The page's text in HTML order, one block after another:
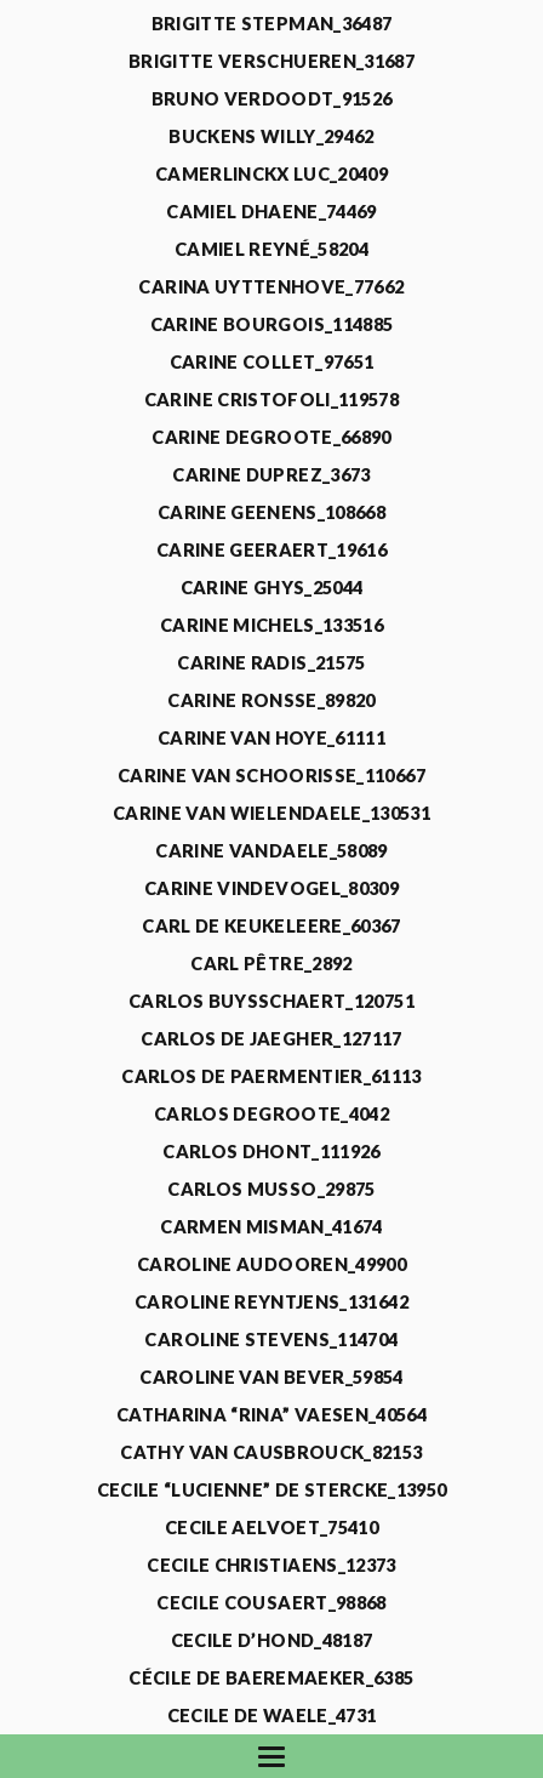
BRIGITTE STEPMAN_36487
BRIGITTE VERSCHUEREN_31687
BRUNO VERDOODT_91526
BUCKENS WILLY_29462
CAMERLINCKX LUC_20409
CAMIEL DHAENE_74469
CAMIEL REYNÉ_58204
CARINA UYTTENHOVE_77662
CARINE BOURGOIS_114885
CARINE COLLET_97651
CARINE CRISTOFOLI_119578
CARINE DEGROOTE_66890
CARINE DUPREZ_3673
CARINE GEENENS_108668
CARINE GEERAERT_19616
CARINE GHYS_25044
CARINE MICHELS_133516
CARINE RADIS_21575
CARINE RONSSE_89820
CARINE VAN HOYE_61111
CARINE VAN SCHOORISSE_110667
CARINE VAN WIELENDAELE_130531
CARINE VANDAELE_58089
CARINE VINDEVOGEL_80309
CARL DE KEUKELEERE_60367
CARL PÊTRE_2892
CARLOS BUYSSCHAERT_120751
CARLOS DE JAEGHER_127117
CARLOS DE PAERMENTIER_61113
CARLOS DEGROOTE_4042
CARLOS DHONT_111926
CARLOS MUSSO_29875
CARMEN MISMAN_41674
CAROLINE AUDOOREN_49900
CAROLINE REYNTJENS_131642
CAROLINE STEVENS_114704
CAROLINE VAN BEVER_59854
CATHARINA “RINA” VAESEN_40564
CATHY VAN CAUSBROUCK_82153
CECILE “LUCIENNE” DE STERCKE_13950
CECILE AELVOET_75410
CECILE CHRISTIAENS_12373
CECILE COUSAERT_98868
CECILE D’HOND_48187
CÉCILE DE BAEREMAEKER_6385
CECILE DE WAELE_4731
CECILE DEVOS_115318